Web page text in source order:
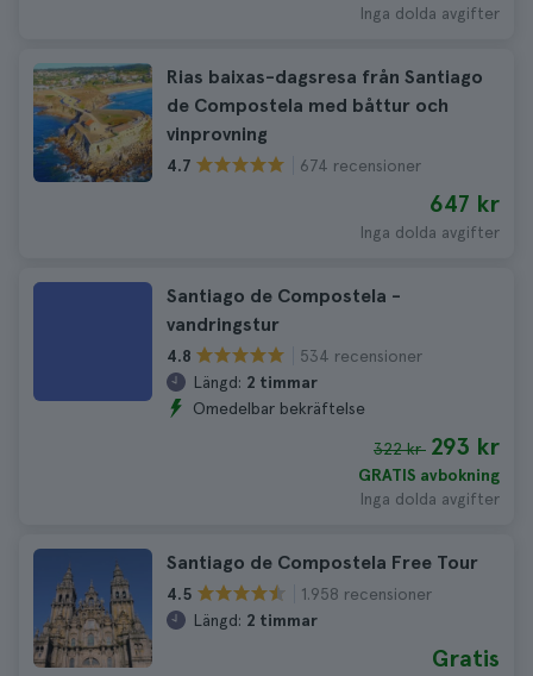
Inga dolda avgifter
Rias baixas-dagsresa från Santiago
de Compostela med båttur och
vinprovning
4.7 674 recensioner
647 kr
Inga dolda avgifter
Santiago de Compostela -
vandringstur
4.8
534 recensioner
Längd: 2 timmar
Omedelbar bekräftelse
322 kr 293 kr
GRATIS avbokning
Inga dolda avgifter
Santiago de Compostela Free Tour
4.5
1.958 recensioner
Längd: 2 timmar
Gratis